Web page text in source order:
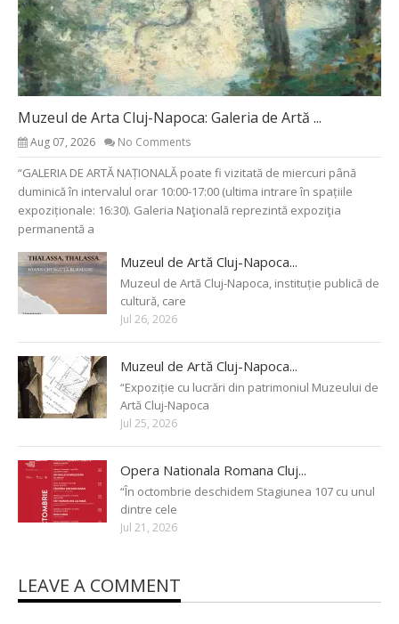
Muzeul de Arta Cluj-Napoca: Galeria de Artă ...
Aug 07, 2026 No Comments
“GALERIA DE ARTĂ NAȚIONALĂ poate fi vizitată de miercuri până
duminică în intervalul orar 10:00-17:00 (ultima intrare în spațiile
expoziționale: 16:30). Galeria Naţională reprezintă expoziţia
permanentă a
Muzeul de Artă Cluj-Napoca...
Muzeul de Artă Cluj-Napoca, instituție publică de
cultură, care
Jul 26, 2026
Muzeul de Artă Cluj-Napoca...
“Expoziție cu lucrări din patrimoniul Muzeului de
Artă Cluj-Napoca
Jul 25, 2026
Opera Nationala Romana Cluj...
“În octombrie deschidem Stagiunea 107 cu unul
dintre cele
Jul 21, 2026
LEAVE A COMMENT